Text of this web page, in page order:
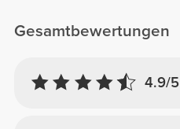
Gesamtbewertungen
4.9/5